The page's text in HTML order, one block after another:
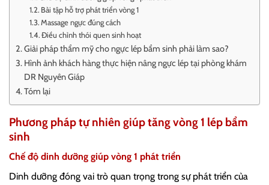
Bài tập hỗ trợ phát triển vòng 1
Massage ngực đúng cách
Điều chỉnh thói quen sinh hoạt
Giải pháp thẩm mỹ cho ngực lép bẩm sinh phải làm sao?
Hình ảnh khách hàng thực hiện nâng ngực lép tại phòng khám
DR Nguyên Giáp
Tóm lại
Phương pháp tự nhiên giúp tăng vòng 1 lép bẩm
sinh
Chế độ dinh dưỡng giúp vòng 1 phát triển
Dinh dưỡng đóng vai trò quan trọng trong sự phát triển của